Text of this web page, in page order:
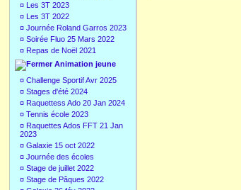
¤ Les 3T 2023
¤ Les 3T 2022
¤ Journée Roland Garros 2023
¤ Soirée Fluo 25 Mars 2022
¤ Repas de Noël 2021
Animation jeune
¤ Challenge Sportif Avr 2025
¤ Stages d'été 2024
¤ Raquettess Ado 20 Jan 2024
¤ Tennis école 2023
¤ Raquettes Ados FFT 21 Jan
2023
¤ Galaxie 15 oct 2022
¤ Journée des écoles
¤ Stage de juillet 2022
¤ Stage de Pâques 2022